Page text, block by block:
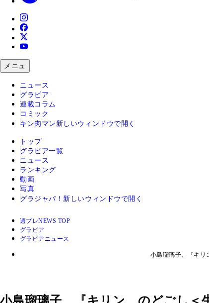
メニュ
ニュース
グラビア
連載コラム
コミック
キン肉マン 新しいウィンドウで開く
トップ
グラビア一覧
ニュース
ランキング
動画
写真
グラジャパ！ 新しいウィンドウで開く
週プレNEWS TOP
グラビア
グラビアニュース
小島瑠璃子、『キリ
小島瑠璃子、『キリン のどごし＜